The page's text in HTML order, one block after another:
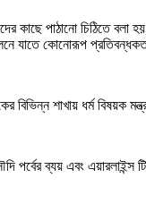
কাছে পাঠানো চিঠিতে
যাতে কোনোরূপ
শাখায় ধর্ম বিষয়ক
পর্বের ব্যয় এবং